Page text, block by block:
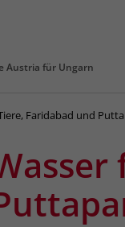
Austria für Ungarn
Faridabad und